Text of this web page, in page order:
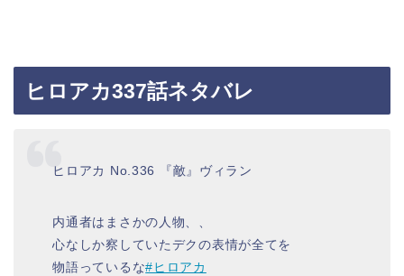
ヒロアカ337話ネタバレ
ヒロアカ No.336 『敵』ヴィラン
内通者はまさかの人物、、
心なしか察していたデクの表情が全てを
物語っているな#ヒロアカ